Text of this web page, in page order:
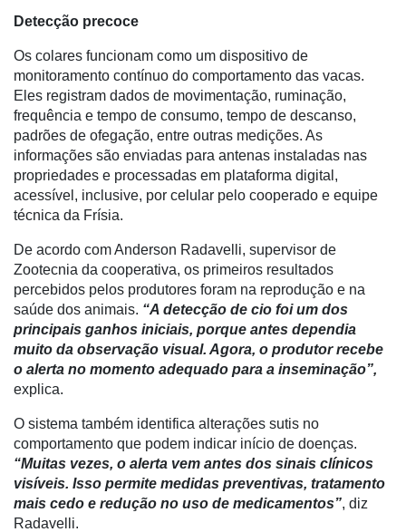
Automação
Robótica
Conectividade
Dados
e
Análise
E-
Informatização
Agricultura
Vertical
Software
Empresarial
para
Recursos
Hídricos
Membros
Detecção precoce
Os colares funcionam como um dispositivo de
monitoramento contínuo do comportamento das vacas.
Eles registram dados de movimentação, ruminação,
frequência e tempo de consumo, tempo de descanso,
padrões de ofegação, entre outras medições. As
informações são enviadas para antenas instaladas nas
propriedades e processadas em plataforma digital,
acessível, inclusive, por celular pelo cooperado e equipe
técnica da Frísia.
De acordo com Anderson Radavelli, supervisor de
Zootecnia da cooperativa, os primeiros resultados
percebidos pelos produtores foram na reprodução e na
saúde dos animais. “A detecção de cio foi um dos
principais ganhos iniciais, porque antes dependia
muito da observação visual. Agora, o produtor recebe
o alerta no momento adequado para a inseminação”,
explica.
O sistema também identifica alterações sutis no
comportamento que podem indicar início de doenças.
“Muitas vezes, o alerta vem antes dos sinais clínicos
visíveis. Isso permite medidas preventivas, tratamento
mais cedo e redução no uso de medicamentos”, diz
Radavelli.